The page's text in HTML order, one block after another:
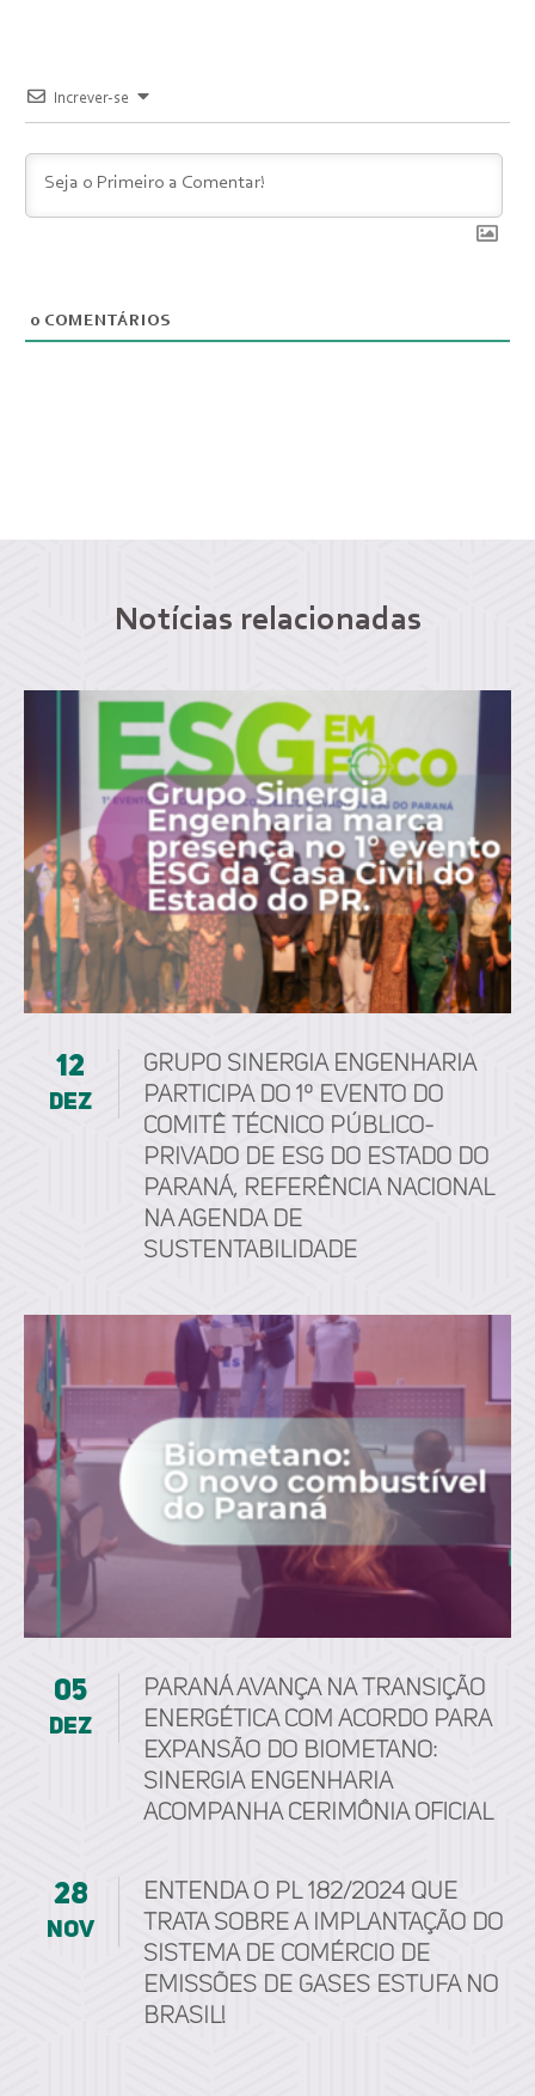
Increver-se
0 COMENTÁRIOS
Notícias relacionadas
12
dez
Grupo Sinergia Engenharia
participa do 1º Evento do
Comitê Técnico Público-
Privado de ESG do Estado do
Paraná, referência nacional
na agenda de
sustentabilidade
05
dez
Paraná avança na transição
energética com acordo para
expansão do biometano:
Sinergia Engenharia
acompanha cerimônia oficial
28
nov
Entenda o PL 182/2024 que
trata sobre a implantação do
Sistema de Comércio de
Emissões de Gases Estufa no
Brasil!